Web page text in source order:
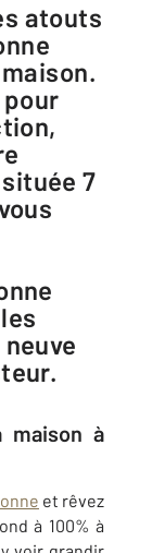
située 7
maison à
et rêvez
à 100% à